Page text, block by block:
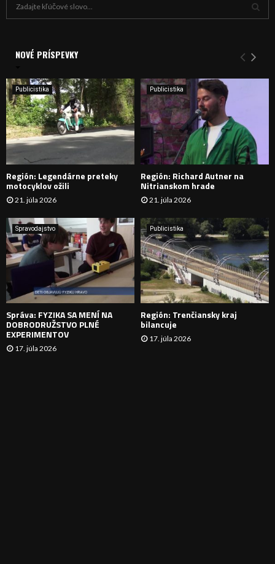
i
e
:
Y
H
D
A
N
I
E
NOVÉ PRÍSPEVKY
Publicistika
Región: Legendárne preteky
motocyklov ožili
21. júla 2026
Publicistika
Región: Richard Autner na
Nitrianskom hrade
21. júla 2026
Spravodajstvo
Správa: FYZIKA SA MENÍ NA
DOBRODRUŽSTVO PLNÉ
EXPERIMENTOV
17. júla 2026
Publicistika
Región: Trenčiansky kraj
bilancuje
17. júla 2026